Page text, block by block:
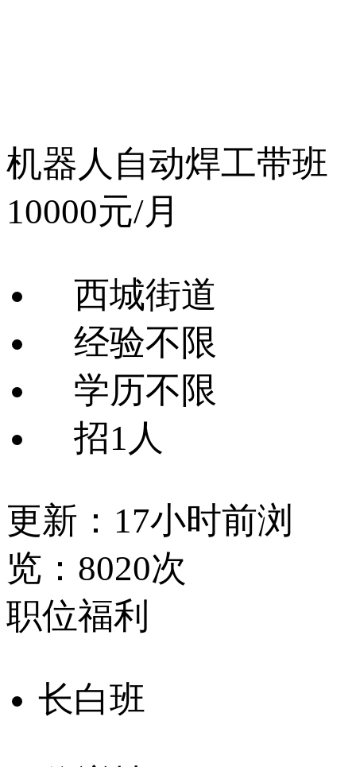
机器人自动焊工带班
10000元/月
西城街道
经验不限
学历不限
招1人
更新：17小时前浏
览：8020次
职位福利
长白班